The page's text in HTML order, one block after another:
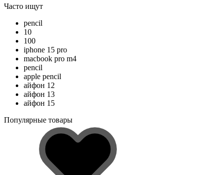
Часто ищут
pencil
10
100
iphone 15 pro
macbook pro m4
pencil
apple pencil
айфон 12
айфон 13
айфон 15
Популярные товары